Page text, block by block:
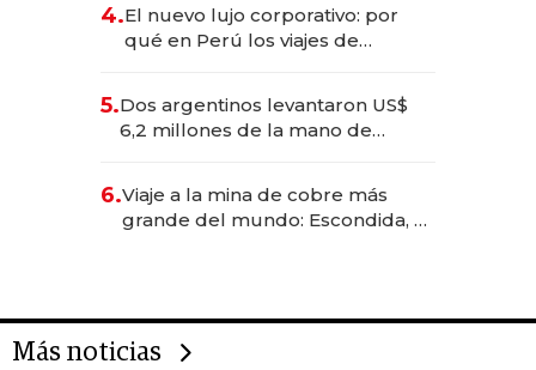
4.El nuevo lujo corporativo: por
qué en Perú los viajes de
para convertirse en experiencias
transformadoras
5.Dos argentinos levantaron US$
6,2 millones de la mano de
6.Viaje a la mina de cobre más
grande del mundo: Escondida, el
Más noticias